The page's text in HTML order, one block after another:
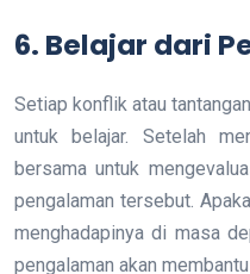
6. Belajar dari
Setiap konflik atau
untuk belajar. Setelah
bersama untuk
pengalaman tersebut.
menghadapinya di masa
pengalaman akan